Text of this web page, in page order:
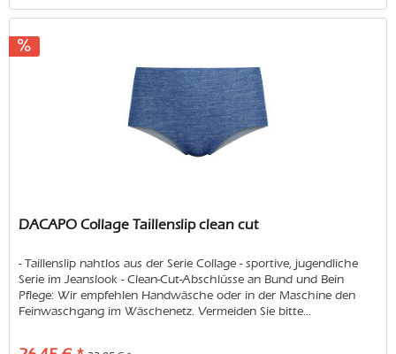
DACAPO Collage Taillenslip clean cut
- Taillenslip nahtlos aus der Serie Collage - sportive, jugendliche
Serie im Jeanslook - Clean-Cut-Abschlüsse an Bund und Bein
Pflege: Wir empfehlen Handwäsche oder in der Maschine den
Feinwaschgang im Wäschenetz. Vermeiden Sie bitte...